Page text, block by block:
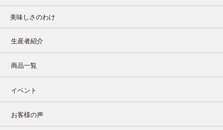
美味しさのわけ
生産者紹介
商品一覧
イベント
お客様の声